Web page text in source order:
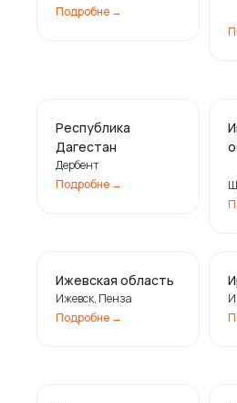
Республика
Дагестан
Дербент
Подробне ㅤ→
Ижевская область
Ижевск, Пенза
Подробне ㅤ→
Подробне ㅤ→